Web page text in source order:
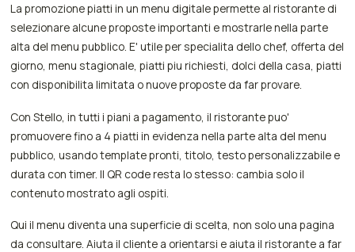
La promozione piatti in un menu digitale permette al ristorante di
selezionare alcune proposte importanti e mostrarle nella parte
alta del menu pubblico. E' utile per specialita dello chef, offerta del
giorno, menu stagionale, piatti piu richiesti, dolci della casa, piatti
con disponibilita limitata o nuove proposte da far provare.
Con Stello, in tutti i piani a pagamento, il ristorante puo'
promuovere fino a 4 piatti in evidenza nella parte alta del menu
pubblico, usando template pronti, titolo, testo personalizzabile e
durata con timer. Il QR code resta lo stesso: cambia solo il
contenuto mostrato agli ospiti.
Qui il menu diventa una superficie di scelta, non solo una pagina
da consultare. Aiuta il cliente a orientarsi e aiuta il ristorante a far